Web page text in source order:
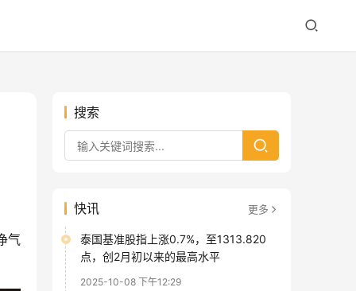
气
搜索
快讯 更多
泰国基准股指上涨0.7%，至1313.820
点，创2月初以来的最高水平
2025-10-08 下午12:29